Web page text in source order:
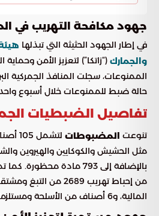
جهود مكافحة التهريب في
في إطار الجهود الحثيثة التي تبذلها
والجمارك (“زاتكا”) لتعزيز الأمن
حالة ضبط للممنوعات خلال أسبوع
تفاصيل الضبطيات
تنوعت المضبوطات
مثل الحشيش والكوكايين والهيروين
بالإضافة إلى 793 مادة
المالية، و6 أصناف من الأسلحة ومستلزماتها.